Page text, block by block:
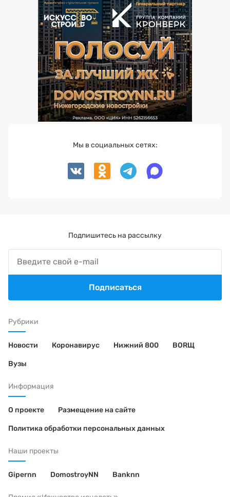
Рубрики
Новости Коронавирус Нижний 800 BORЩ
Вузы
Информация
О проекте Размещение на сайте
Политика обработки персональных данных
Наши проекты
Gipernn DomostroyNN Banknn
Мы в социальных сетях:
Подпишитесь на рассылку
Подписаться